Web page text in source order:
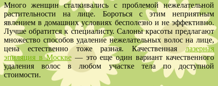
Много женщин сталкивались с проблемой нежелательной
растительности на лице. Бороться с этим неприятным
явлением в домашних условиях бесполезно и не эффективно.
Лучше обратится к специалисту. Салоны красоты предлагают
множество способов удаление нежелательных волос на лице,
цена естественно тоже разная. Качественнаялазерная
эпиляция в Москве— это еще один вариант качественного
удаления волос в любом участке тела по доступной
стоимости.